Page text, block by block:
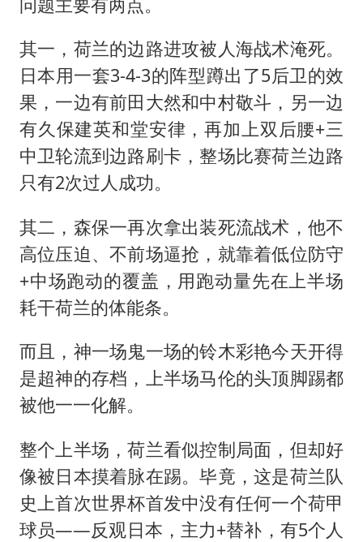
其一，荷兰的边路进攻被人海战术淹死。
日本用一套3-4-3的阵型蹲出了5后卫的效
果，一边有前田大然和中村敬斗，另一边
有久保建英和堂安律，再加上双后腰+三
中卫轮流到边路刷卡，整场比赛荷兰边路
只有2次过人成功。
其二，森保一再次拿出装死流战术，他不
高位压迫、不前场逼抢，就靠着低位防守
+中场跑动的覆盖，用跑动量先在上半场
耗干荷兰的体能条。
而且，神一场鬼一场的铃木彩艳今天开得
是超神的存档，上半场马伦的头顶脚踢都
被他一一化解。
整个上半场，荷兰看似控制局面，但却好
像被日本摸着脉在踢。毕竟，这是荷兰队
史上首次世界杯首发中没有任何一个荷甲
球员——反观日本，主力+替补，有5个人